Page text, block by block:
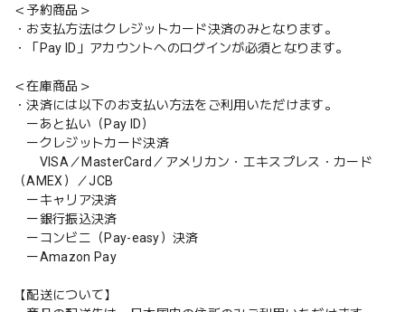
＜予約商品＞
・お支払方法はクレジットカード決済のみとなります。
・「Pay ID」アカウントへのログインが必須となります。
＜在庫商品＞
・決済には以下のお支払い方法をご利用いただけます。
ーあと払い（Pay ID）
ークレジットカード決済
VISA／MasterCard／アメリカン・エキスプレス・カード
（AMEX）／JCB
ーキャリア決済
ー銀行振込決済
ーコンビニ（Pay-easy）決済
ーAmazon Pay
【配送について】